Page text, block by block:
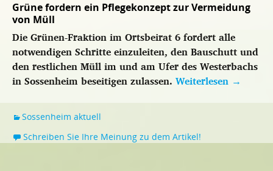
Grüne fordern ein Pflegekonzept zur Vermeidung
von Müll
Die Grünen-Fraktion im Ortsbeirat 6 fordert alle
notwendigen Schritte einzuleiten, den Bauschutt und
den restlichen Müll im und am Ufer des Westerbachs
in Sossenheim beseitigen zulassen. Weiterlesen →
Sossenheim aktuell
Schreiben Sie Ihre Meinung zu dem Artikel!